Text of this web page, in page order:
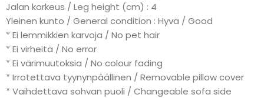
Jalan korkeus / Leg height (cm) : 4
Yleinen kunto / General condition : Hyvä / Good
* Ei lemmikkien karvoja / No pet hair
* Ei virheitä / No error
* Ei värimuutoksia / No colour fading
* Irrotettava tyynynpäällinen / Removable pillow cover
* Vaihdettava sohvan puoli / Changeable sofa side